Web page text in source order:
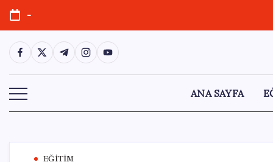
Skip
content
-
https://www.facebook.com/
https://twitter.com/
https://t.me/
https://www.instagram.com/
https://youtube.com/
ANA SAYFA
EĞITIM